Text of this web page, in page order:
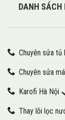
DANH
Chuyên sửa tủ
Chuyên sửa
Karofi Hà Nội
Thay lõi lọc